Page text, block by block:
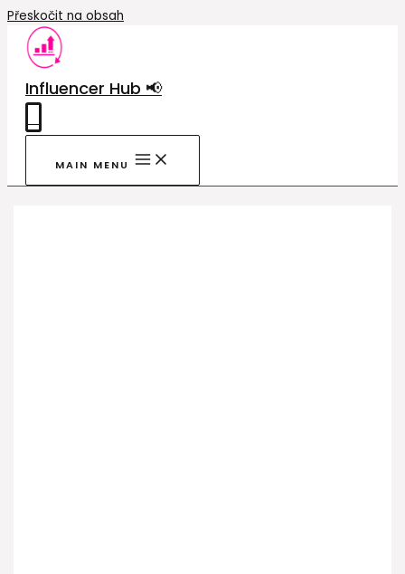
Přeskočit na obsah
Influencer Hub 📢
MAIN MENU